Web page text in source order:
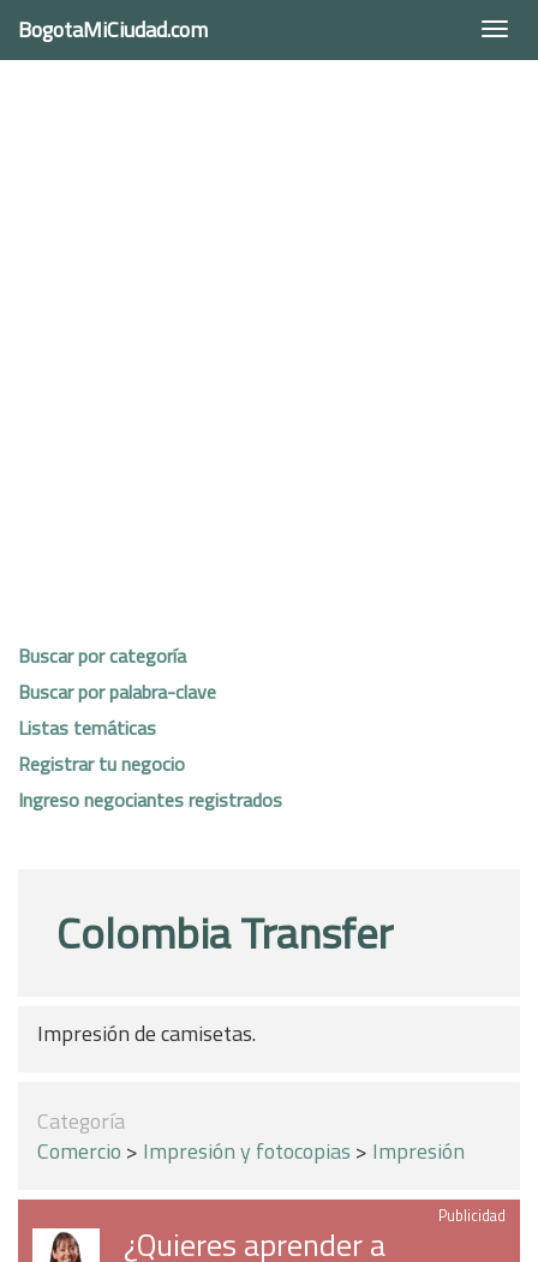
BogotaMiCiudad.com
Buscar por categoría
Buscar por palabra-clave
Listas temáticas
Registrar tu negocio
Ingreso negociantes registrados
Colombia Transfer
Impresión de camisetas.
Categoría
Comercio > Impresión y fotocopias > Impresión
Publicidad
¿Quieres aprender a